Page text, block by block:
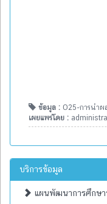
ข้อมูล : O25-การนำผ
เผยแพร่โดย :
บริการข้อมูล
แผนพัฒนาการศึกษ